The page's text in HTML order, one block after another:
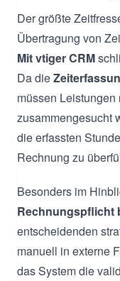
Der größte
Übertragung von
Mit vtiger CRM
Da die
müssen
zusammengesucht
die erfassten
Rechnung zu
Besonders im
Rechnungspflicht
entscheidenden
manuell in externe
das System die